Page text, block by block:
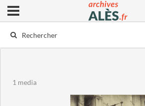
Archives municipales d'Alès
Ouvrir le menu déroulant
1 media